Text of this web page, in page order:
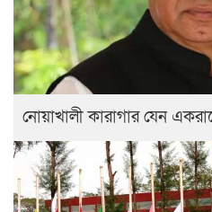
নোয়াখালী কারাগার যেন